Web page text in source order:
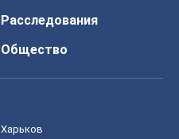
Расследования
Общество
Харьков